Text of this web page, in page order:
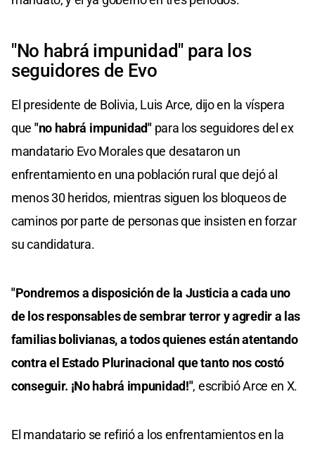
"No habrá impunidad" para los
seguidores de Evo
El presidente de Bolivia, Luis Arce, dijo en la víspera
que "no habrá impunidad"para los seguidores del ex
mandatario Evo Morales que desataron un
enfrentamiento en una población rural que dejó al
menos 30 heridos, mientras siguen los bloqueos de
caminos por parte de personas que insisten en forzar
su candidatura.
"Pondremos a disposición de la Justicia a cada uno
de los responsables de sembrar terror y agredir a las
familias bolivianas, a todos quienes están atentando
contra el Estado Plurinacional que tanto nos costó
conseguir. ¡No habrá impunidad!", escribió Arce en X.
El mandatario se refirió a los enfrentamientos en la